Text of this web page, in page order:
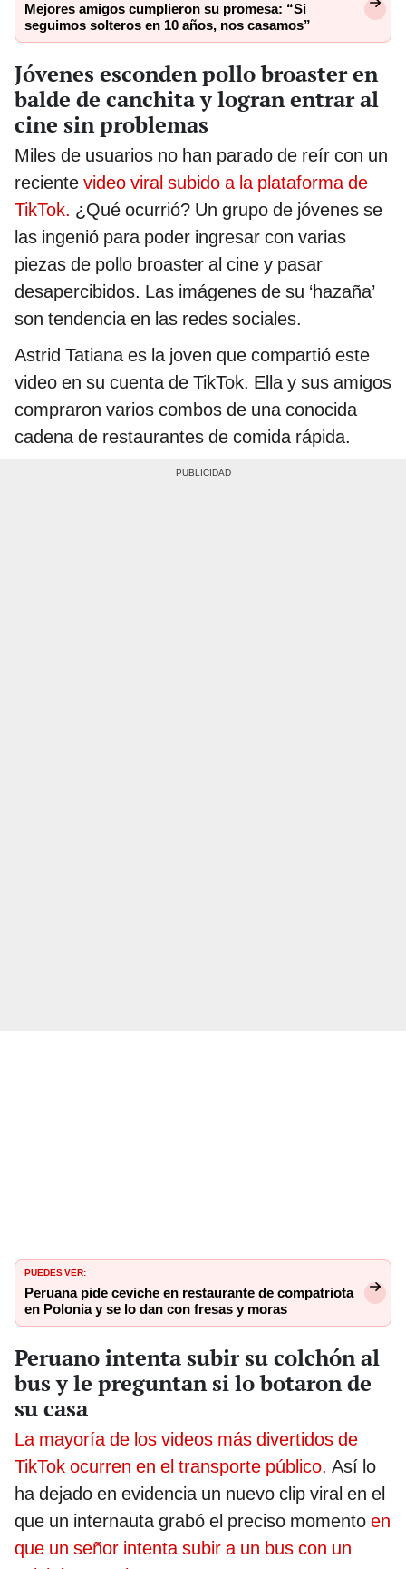
Mejores amigos cumplieron su promesa: “Si
seguimos solteros en 10 años, nos casamos”
Jóvenes esconden pollo broaster en
balde de canchita y logran entrar al
cine sin problemas
Miles de usuarios no han parado de reír con un
reciente video viral subido a la plataforma de
TikTok. ¿Qué ocurrió? Un grupo de jóvenes se
las ingenió para poder ingresar con varias
piezas de pollo broaster al cine y pasar
desapercibidos. Las imágenes de su ‘hazaña’
son tendencia en las redes sociales.
Astrid Tatiana es la joven que compartió este
video en su cuenta de TikTok. Ella y sus amigos
compraron varios combos de una conocida
cadena de restaurantes de comida rápida.
PUEDES VER:
Peruana pide ceviche en restaurante de compatriota
en Polonia y se lo dan con fresas y moras
Peruano intenta subir su colchón al
bus y le preguntan si lo botaron de
su casa
La mayoría de los videos más divertidos de
TikTok ocurren en el transporte público. Así lo
ha dejado en evidencia un nuevo clip viral en el
que un internauta grabó el preciso momento en
que un señor intenta subir a un bus con un